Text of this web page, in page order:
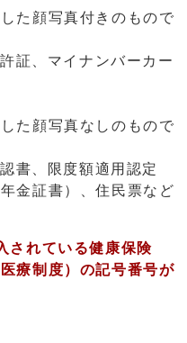
写真付きのもので
イナンバーカー
写真なしのもので
度額適用認定
金証書）、住民票など
されている健康保険
療制度） の記号番号が